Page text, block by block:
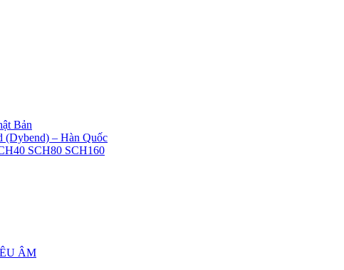
Bản
(Dybend) – Hàn Quốc
SCH80 SCH160
ÂM